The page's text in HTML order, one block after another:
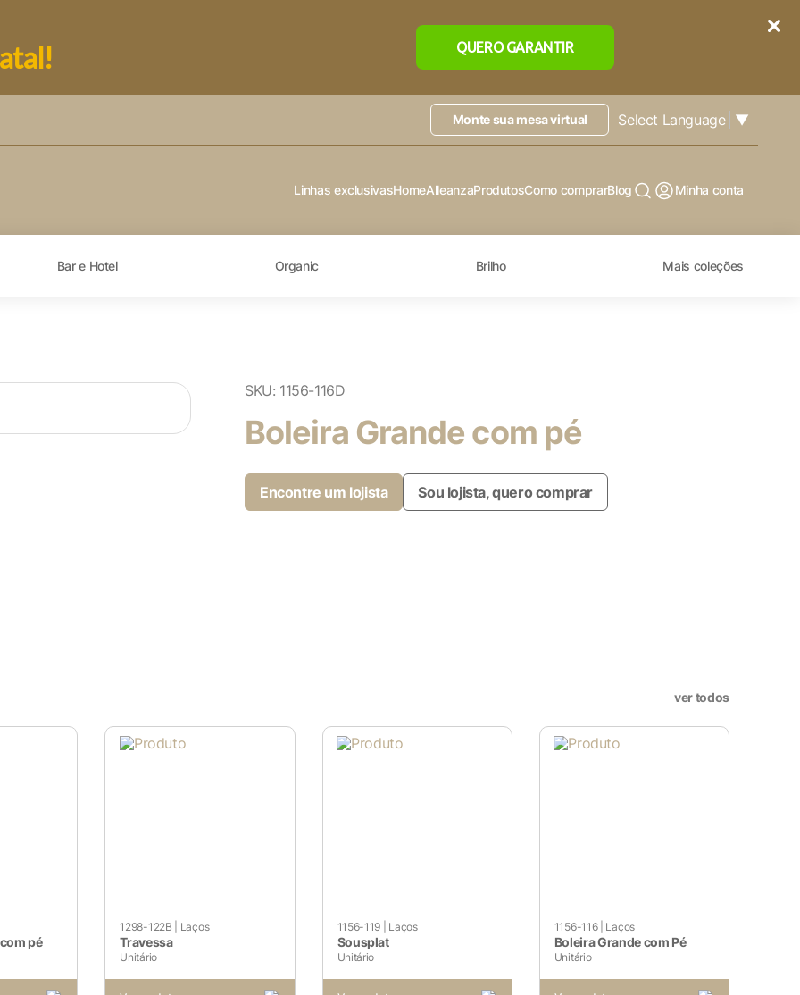
QUERO GARANTIR
Monte sua mesa virtual Select Language ▼
Linhas exclusivasHomeAlleanzaProdutosComo comprarBlog Minha conta
Bar e Hotel Organic Brilho Mais coleções
SKU: 1156-116D
Boleira Grande com pé
Encontre um lojista Sou lojista, quero comprar
ver todos
pé
1298-122B Laços
Travessa
Unitário
1156-119 Laços
Sousplat
Unitário
1156-116| Laços
Boleira Grande com Pé
Unitário